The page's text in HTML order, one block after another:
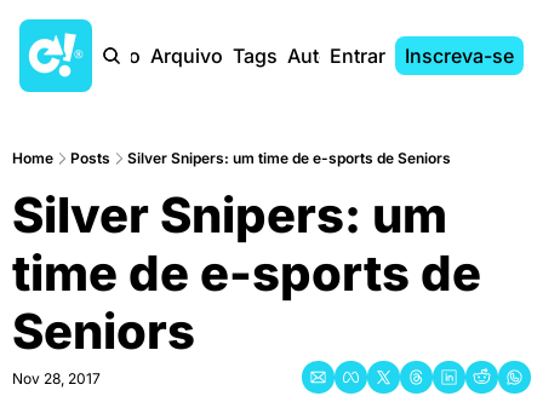
Início Arquivo Tags AutoresEntrar Inscreva-se
Home Posts Silver Snipers: um time de e-sports de Seniors
Silver Snipers: um
time de e-sports de
Seniors
Nov 28, 2017